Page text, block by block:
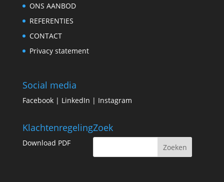
ONS AANBOD
REFERENTIES
CONTACT
Privacy statement
Social media
Facebook| LinkedIn | Instagram
Klachtenregeling
Download PDF
Zoek